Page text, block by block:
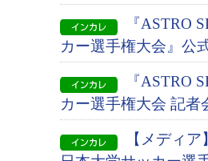
『ASTRO
カー選手権大会』公
『ASTRO
カー選手権大会 記者
【メディ